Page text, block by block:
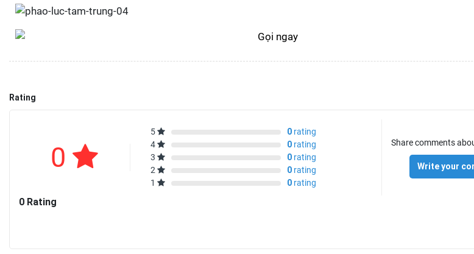
Rating
0
5 0rating
4
0rating
3
0rating
2
0rating
1
0rating
Share comments
Write your
0 Rating